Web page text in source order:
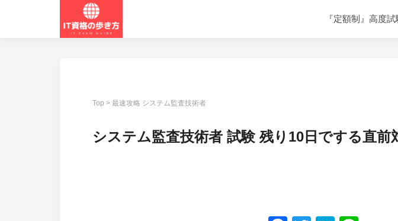
『定額制』高度
Top >最速攻略 システム監査技術者
システム監査技術者 試験 残り10日でする直前